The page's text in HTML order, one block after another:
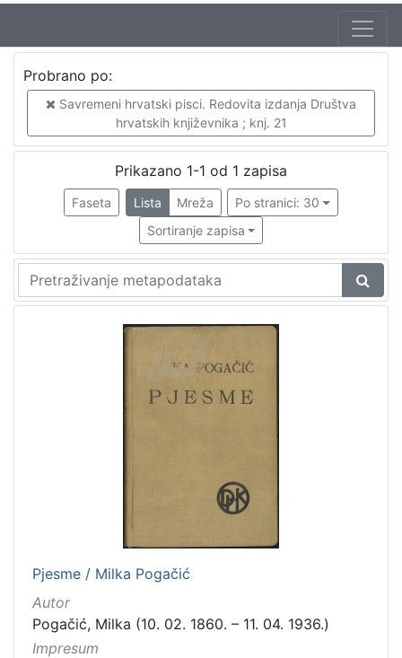
Probrano po:
Savremeni hrvatski pisci. Redovita izdanja Društva
hrvatskih književnika ; knj. 21
Prikazano 1-1 od 1 zapisa
Faseta Lista Mreža
Po stranici: 30
Sortiranje zapisa
Pjesme / Milka Pogačić
Autor
Pogačić, Milka (10. 02. 1860. – 11. 04. 1936.)
Impresum